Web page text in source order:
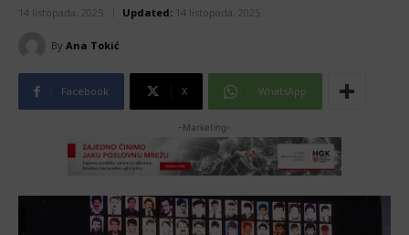
14 listopada, 2025 Updated: 14 listopada, 2025
By Ana Tokić
Facebook X WhatsApp
-Marketing-